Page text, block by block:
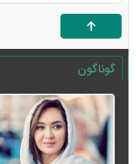
گوناگون